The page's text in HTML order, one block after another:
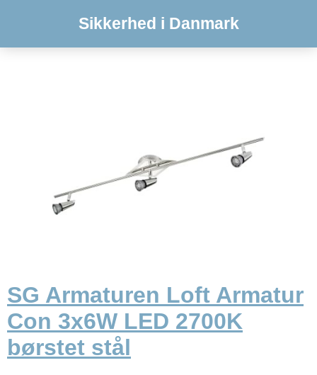
Sikkerhed i Danmark
SG Armaturen Loft Armatur
Con 3x6W LED 2700K
børstet stål